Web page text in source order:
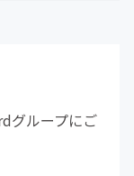
グループにご